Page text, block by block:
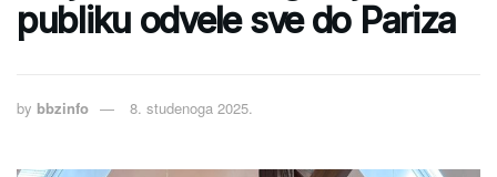
publiku odvele sve do Pariza
by bbzinfo 8. studenoga 2025.